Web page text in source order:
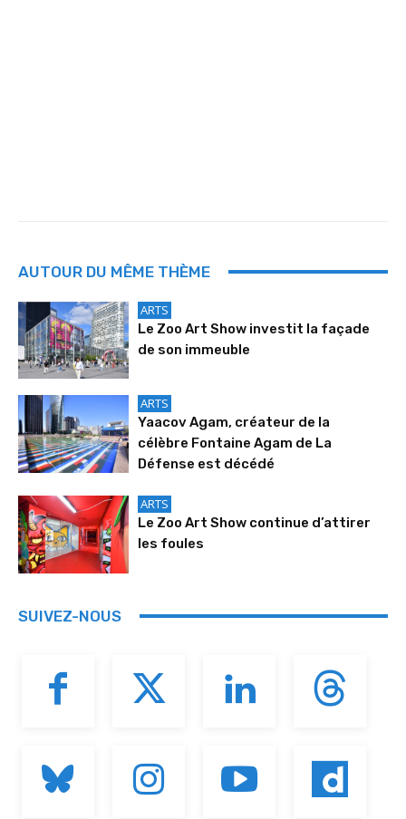
AUTOUR DU MÊME THÈME
ARTS
Le Zoo Art Show investit la façade
de son immeuble
ARTS
Yaacov Agam, créateur de la
célèbre Fontaine Agam de La
Défense est décédé
ARTS
Le Zoo Art Show continue d’attirer
les foules
SUIVEZ-NOUS